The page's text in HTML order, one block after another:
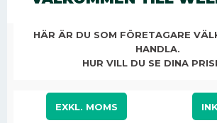
HÄR ÄR DU SOM FÖRETAGARE
HANDLA.
HUR VILL DU SE DINA
EXKL. MOMS